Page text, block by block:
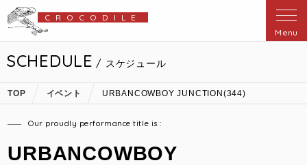
CROCODILE
Menu
SCHEDULE / スケジュール
TOP イベント URBANCOWBOY JUNCTION(344)
Our proudly performance title is :
URBANCOWBOY